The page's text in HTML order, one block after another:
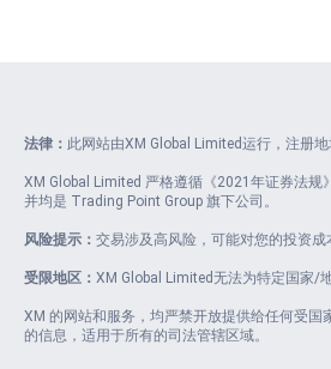
法律： 此网站由XM Global Limited运行，注册
XM Global Limited 严格遵循《2021年证券法
并均是 Trading Point Group 旗下公司。
风险提示： 交易涉及高风险，可能对您的投资成
受限地区： XM Global Limited无法为特定国家/
XM 的网站和服务，均严禁开放提供给任何受
的信息，适用于所有的司法管辖区域。